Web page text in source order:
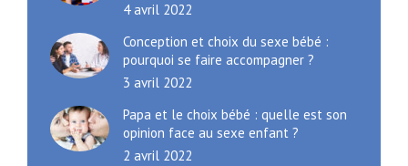
4 avril 2022
Conception et choix du sexe bébé :
pourquoi se faire accompagner ?
3 avril 2022
Papa et le choix bébé : quelle est son
opinion face au sexe enfant ?
2 avril 2022